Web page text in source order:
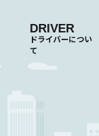
DRIVER
ドライバーについ
て